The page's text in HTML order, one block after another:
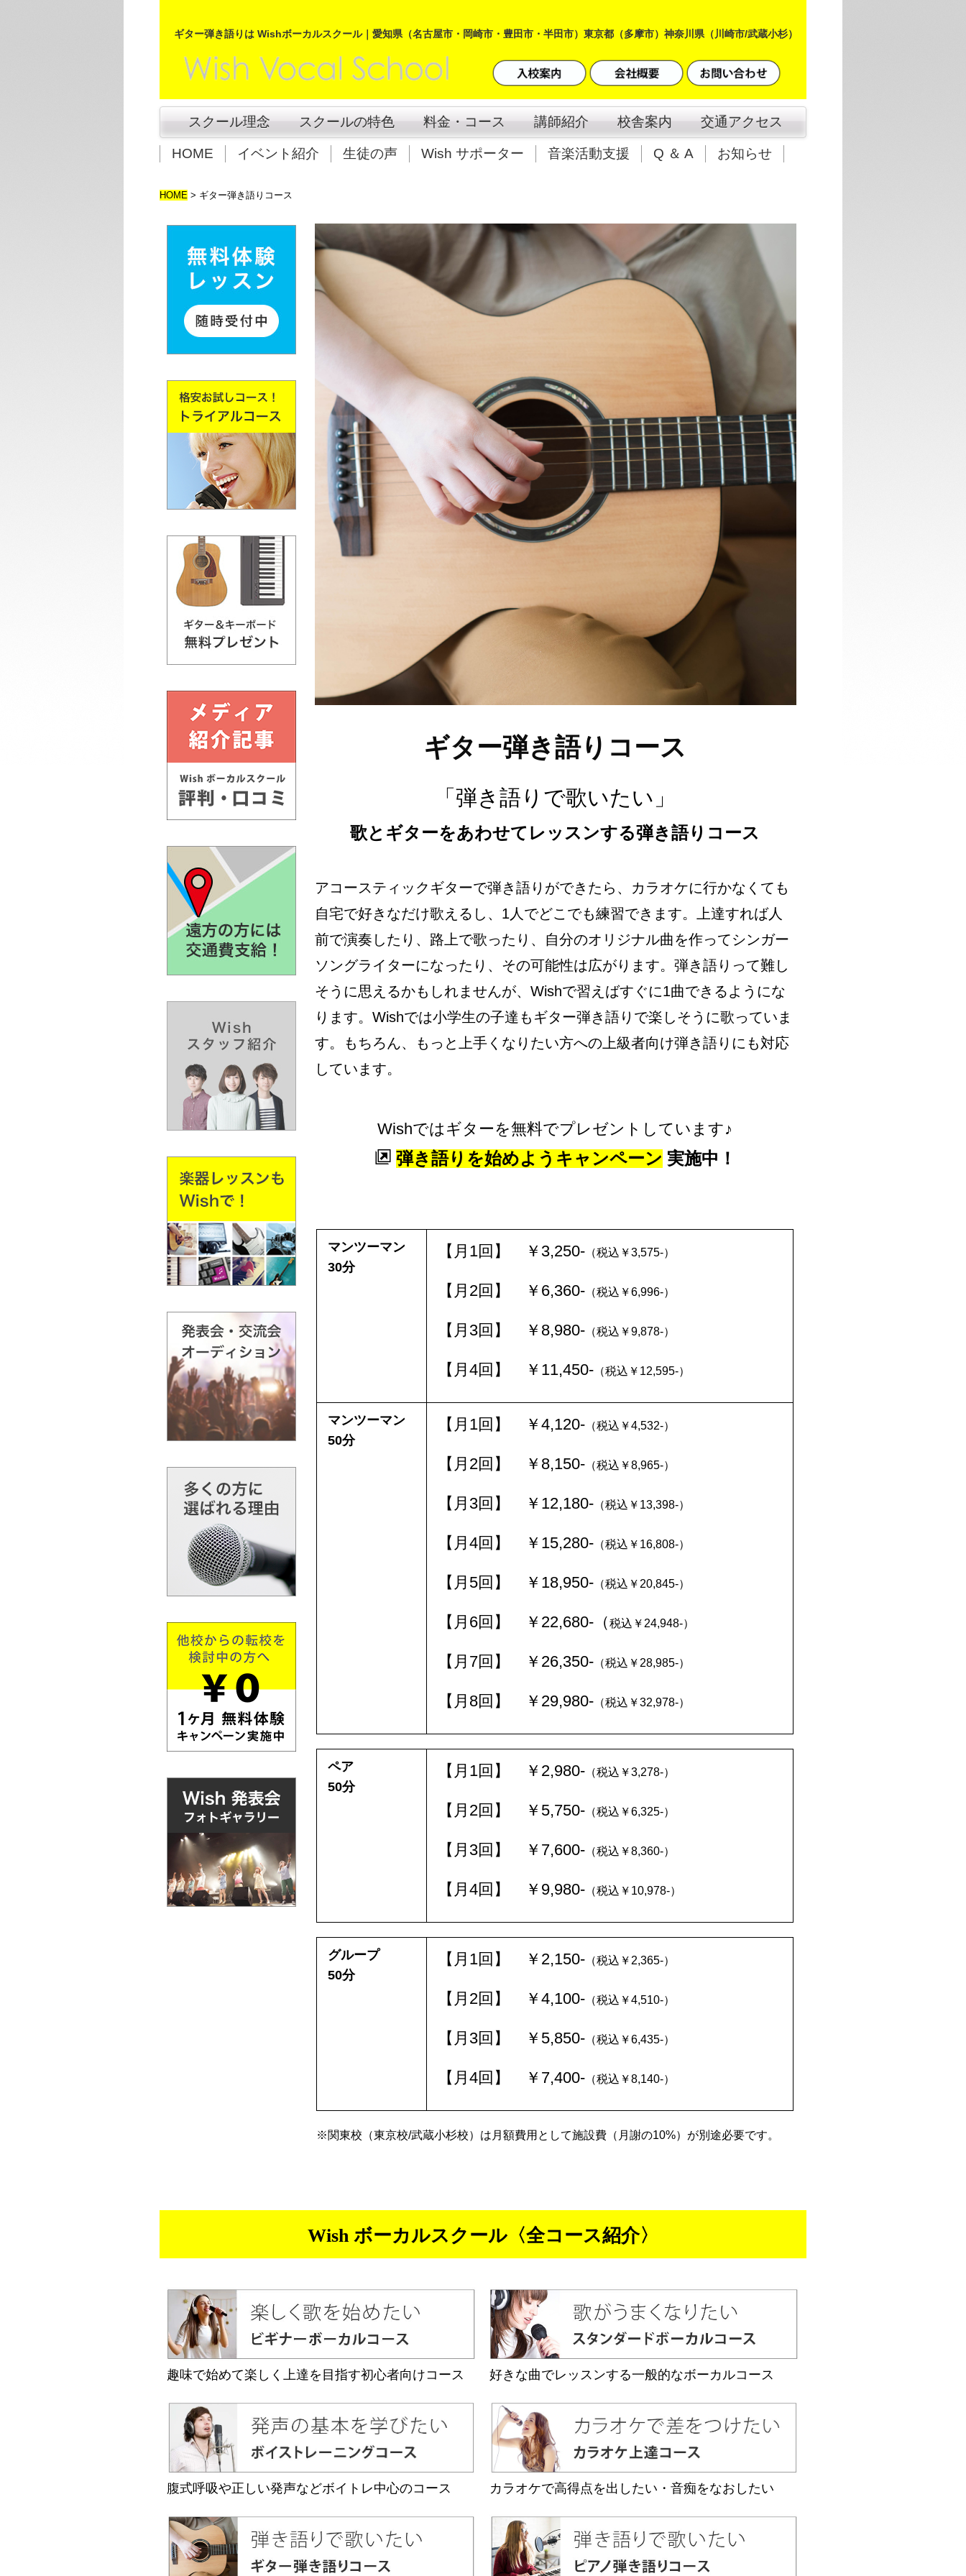
ギター弾き語りは Wishボーカルスクール｜ 愛知県（名古屋市・岡崎市・豊田市・半田市）東京都（多摩市）神奈川県（川崎市/武蔵小杉）
スクール理念 スクールの特色 料金・コース 講師紹介 校舎案内 交通アクセス
HOME イベント紹介 生徒の声 Wish サポーター 音楽活動支援 Q ＆ A お知らせ
HOME > ギター弾き語りコース
ギター弾き語りコース
「弾き語りで歌いたい」
歌とギターをあわせてレッスンする弾き語りコース
アコースティックギターで弾き語りができたら、カラオケに行かなくても
自宅で好きなだけ歌えるし、1人でどこでも練習できます。上達すれば人
前で演奏したり、路上で歌ったり、自分のオリジナル曲を作ってシンガー
ソングライターになったり、その可能性は広がります。弾き語りって難し
そうに思えるかもしれませんが、Wishで習えばすぐに1曲できるようにな
ります。Wishでは小学生の子達もギター弾き語りで楽しそうに歌っていま
す。もちろん、もっと上手くなりたい方への上級者向け弾き語りにも対応
しています。
Wishではギターを無料でプレゼントしています♪
弾き語りを始めようキャンペーン 実施中！
マンツーマン
30分
【月1回】 ￥3,250- （税込￥3,575-）
【月2回】 ￥6,360- （税込￥6,996-）
【月3回】 ￥8,980- （税込￥9,878-）
【月4回】 ￥11,450- （税込￥12,595-）
マンツーマン
50分
【月1回】 ￥4,120- （税込￥4,532-）
【月2回】 ￥8,150- （税込￥8,965-）
【月3回】 ￥12,180- （税込￥13,398-）
【月4回】 ￥15,280- （税込￥16,808-）
【月5回】 ￥18,950- （税込￥20,845-）
【月6回】 ￥22,680-（税込￥ 24,948-）
【月7回】 ￥26,350- （税込￥28,985-）
【月8回】 ￥29,980- （税込￥32,978-）
ペア
50分
【月1回】 ￥2,980- （税込￥3,278-）
【月2回】 ￥5,750- （税込￥6,325-）
【月3回】 ￥7,600- （税込￥8,360-）
【月4回】 ￥9,980- （税込￥10,978-）
グループ
50分
【月1回】 ￥2,150- （税込￥2,365-）
【月2回】 ￥4,100- （税込￥4,510-）
【月3回】 ￥5,850- （税込￥6,435-）
【月4回】 ￥7,400- （税込￥8,140-）
※関東校（東京校/武蔵小杉校）は月額費用として施設費（月謝の10%）が別途必要です。
Wish ボーカルスクール〈全コース紹介〉
趣味で始めて楽しく上達を目指す初心者向けコース 好きな曲でレッスンする一般的なボーカルコース
腹式呼吸や正しい発声などボイトレ中心のコース カラオケで高得点を出したい・音痴をなおしたい